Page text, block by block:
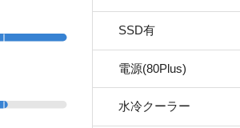
SSD有
電源(80Plus)
水冷クーラー